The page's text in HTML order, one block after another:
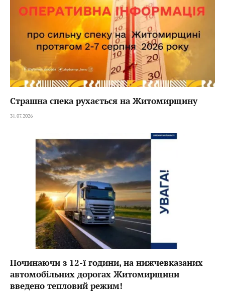
Страшна спека рухається на Житомирщину
31.07.2026
Починаючи з 12-ї години, на нижчевказаних
автомобільних дорогах Житомирщини
введено тепловий режим!